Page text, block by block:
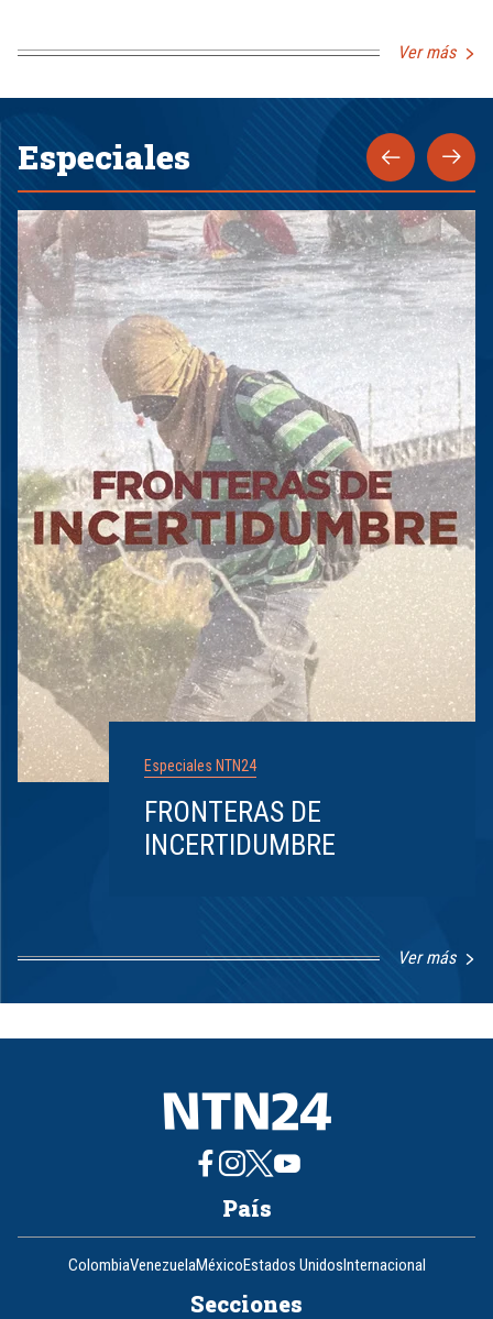
Ver más
Especiales
Especiales NTN24
FRONTERAS DE
INCERTIDUMBRE
Ver más
1
8
País
ColombiaVenezuelaMéxicoEstados UnidosInternacional
Secciones